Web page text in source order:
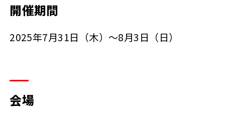
開催期間
2025年7月31日（木）～8月3日（日）
会場